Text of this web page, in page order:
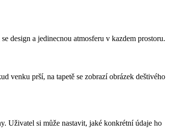
design a jedinecnou atmosferu v kazdem prostoru.
venku prší, na tapetě se zobrazí obrázek deštivého
Uživatel si může nastavit, jaké konkrétní údaje ho